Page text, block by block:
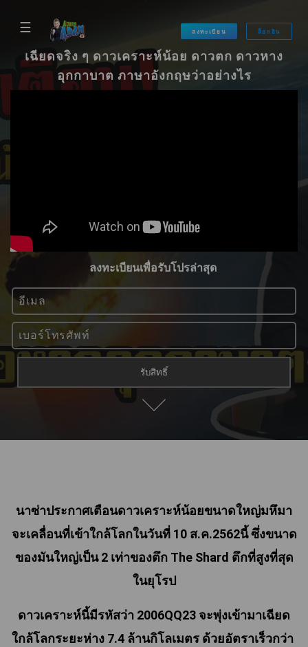
☰ ลงทะเบียน ล็อกอิน
เฉียดจริง ๆ ดาวเคราะห์น้อย ดาวตก ดาวหาง
อุกกาบาต ภาษาอังกฤษว่าอย่างไร
นาซ่าประกาศเตือนดาวเคราะห์น้อยขนาดใหญ่มหึมา
จะเคลื่อนที่เข้าใกล้โลกในวันที่ 10 ส.ค.2562นี้ ซึ่งขนาด
ของมันใหญ่เป็น 2 เท่าของตึก The Shard ตึกที่สูงที่สุด
ในยุโรป
ดาวเคราะห์นี้มีรหัสว่า 2006QQ23 จะพุ่งเข้ามาเฉียด
ใกล้โลกระยะห่าง 7.4 ล้านกิโลเมตร ด้วยอัตราเร็วกว่า